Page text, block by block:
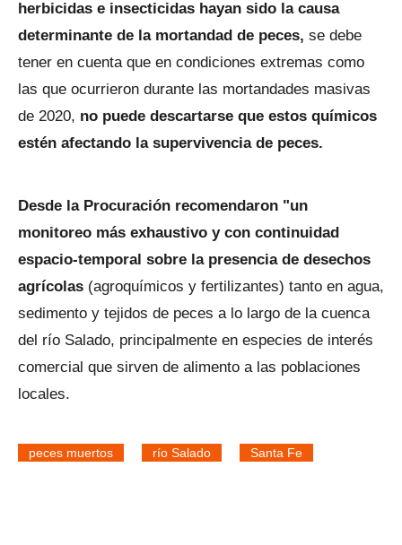
herbicidas e insecticidas hayan sido la causa
determinante de la mortandad de peces, se debe
tener en cuenta que en condiciones extremas como
las que ocurrieron durante las mortandades masivas
de 2020, no puede descartarse que estos químicos
estén afectando la supervivencia de peces.
Desde la Procuración recomendaron "un
monitoreo más exhaustivo y con continuidad
espacio-temporal sobre la presencia de desechos
agrícolas (agroquímicos y fertilizantes) tanto en agua,
sedimento y tejidos de peces a lo largo de la cuenca
del río Salado, principalmente en especies de interés
comercial que sirven de alimento a las poblaciones
locales.
peces muertos río Salado Santa Fe